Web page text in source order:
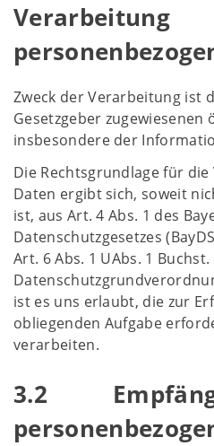
Verarbeitung
Zweck der Verarbeitung ist
Gesetzgeber zugewiesenen
insbesondere der
Die Rechtsgrundlage für
Daten ergibt sich, soweit
ist, aus Art. 4 Abs. 1 des
Datenschutzgesetzes
Art. 6 Abs. 1 UAbs. 1
ist es uns erlaubt, die zur
obliegenden Aufgabe
verarbeiten.
3.2